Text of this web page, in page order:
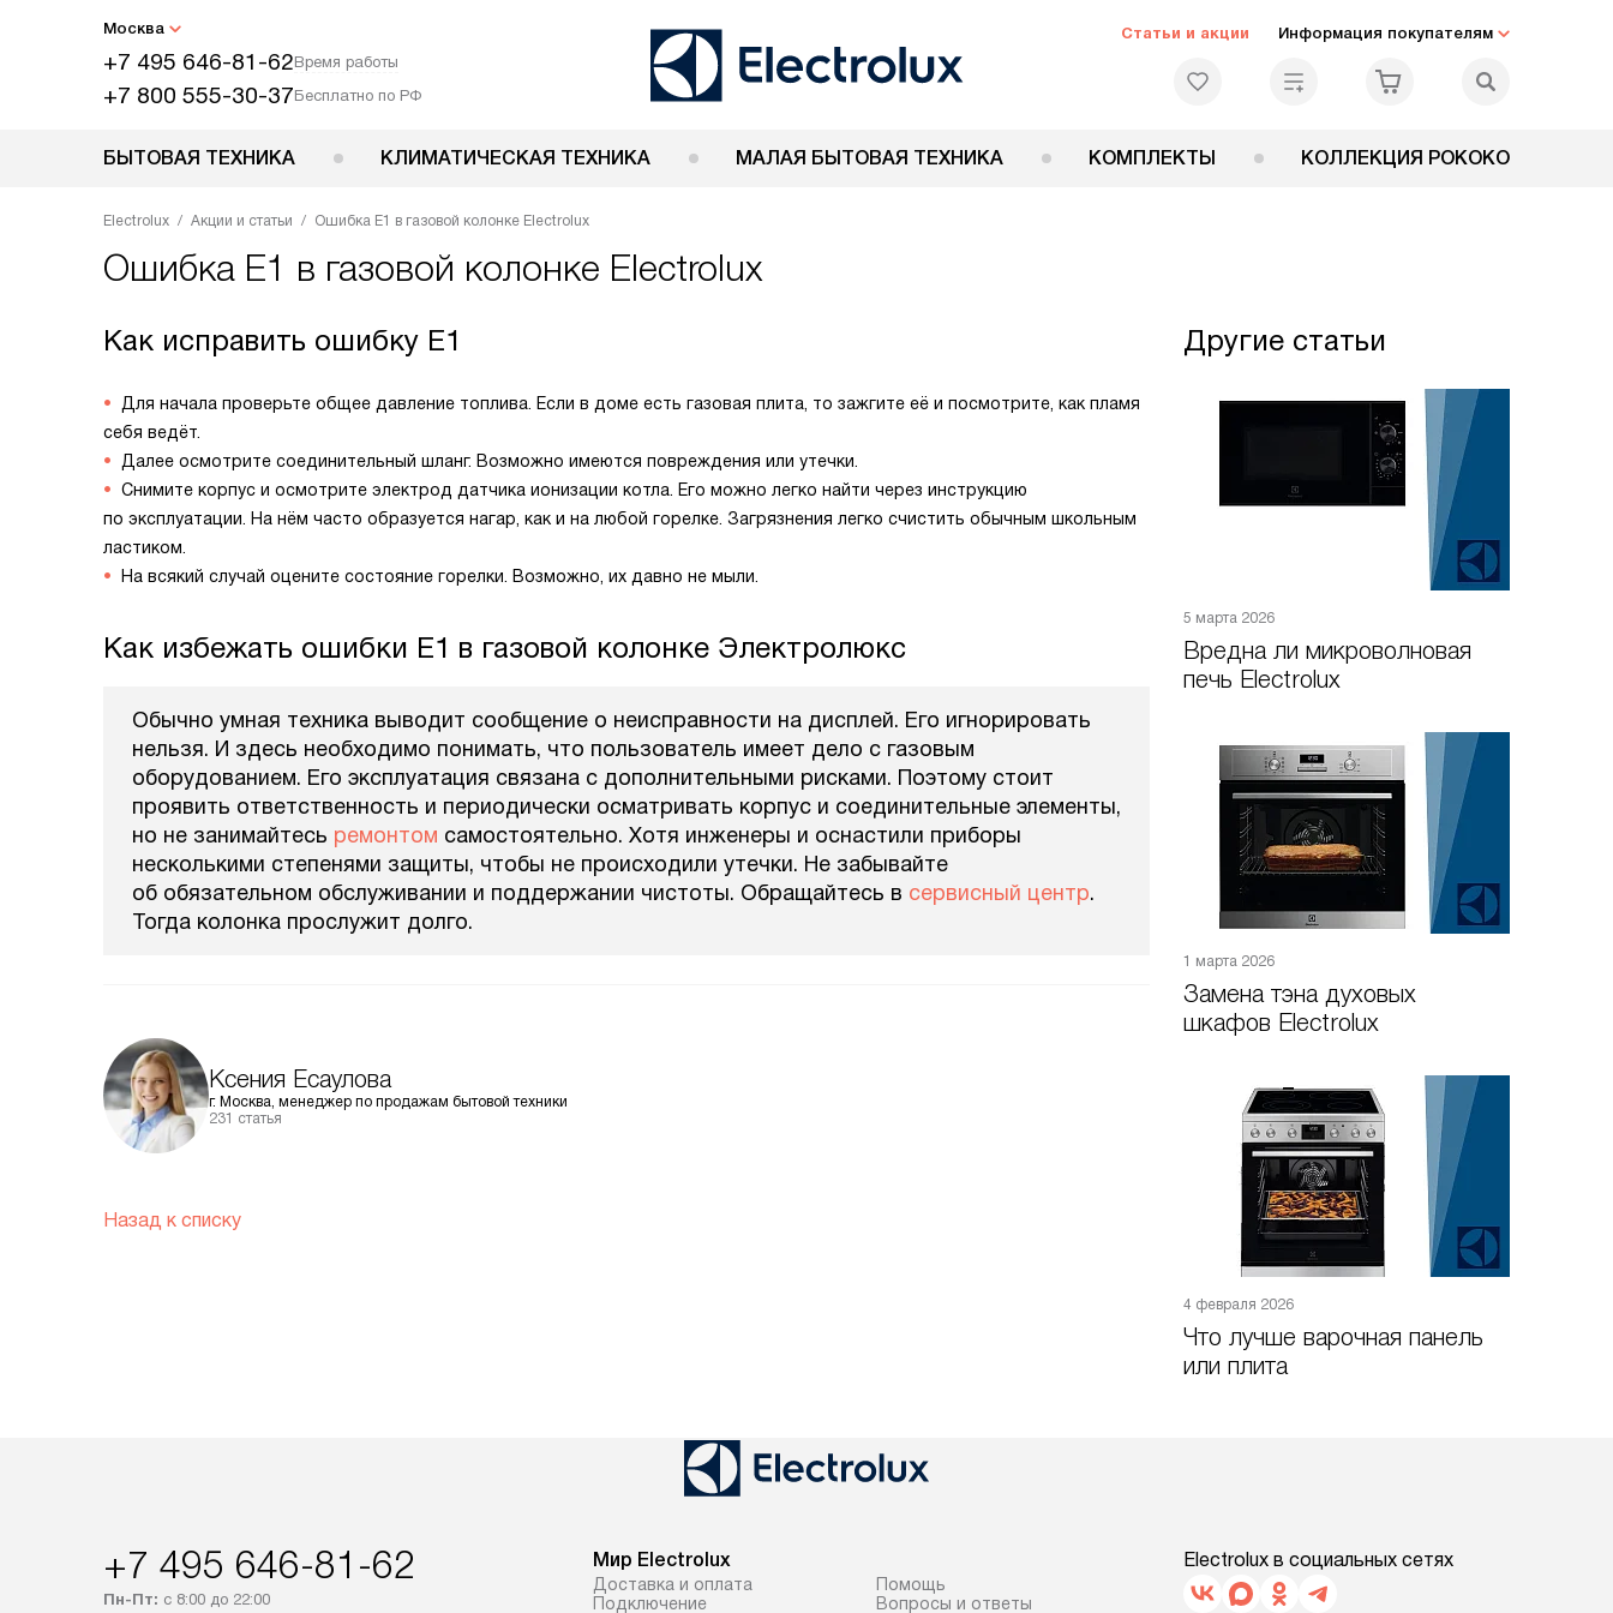
Москва
+7 495 646-81-62Время работы
+7 800 555-30-37Бесплатно по РФ
Статьи и акции Информация покупателям
БЫТОВАЯ ТЕХНИКА КЛИМАТИЧЕСКАЯ ТЕХНИКА МАЛАЯ БЫТОВАЯ ТЕХНИКА КОМПЛЕКТЫ КОЛЛЕКЦИЯ РОКОКО
Electrolux Акции и статьи Ошибка E1 в газовой колонке Electrolux
Ошибка E1 в газовой колонке Electrolux
Как исправить ошибку Е1
Для начала проверьте общее давление топлива. Если в доме есть газовая плита, то зажгите её и посмотрите, как пламя
себя ведёт.
Далее осмотрите соединительный шланг. Возможно имеются повреждения или утечки.
Снимите корпус и осмотрите электрод датчика ионизации котла. Его можно легко найти через инструкцию
по эксплуатации. На нём часто образуется нагар, как и на любой горелке. Загрязнения легко счистить обычным школьным
ластиком.
На всякий случай оцените состояние горелки. Возможно, их давно не мыли.
Как избежать ошибки E1 в газовой колонке Электролюкс
Обычно умная техника выводит сообщение о неисправности на дисплей. Его игнорировать
нельзя. И здесь необходимо понимать, что пользователь имеет дело с газовым
оборудованием. Его эксплуатация связана с дополнительными рисками. Поэтому стоит
проявить ответственность и периодически осматривать корпус и соединительные элементы,
но не занимайтесь ремонтом самостоятельно. Хотя инженеры и оснастили приборы
несколькими степенями защиты, чтобы не происходили утечки. Не забывайте
об обязательном обслуживании и поддержании чистоты. Обращайтесь в сервисный центр.
Тогда колонка прослужит долго.
Ксения Есаулова
г. Москва, менеджер по продажам бытовой техники
231 статья
Назад к списку
Другие статьи
5 марта 2026
Вредна ли микроволновая
печь Electrolux
1 марта 2026
Замена тэна духовых
шкафов Electrolux
4 февраля 2026
Что лучше варочная панель
или плита
+7 495 646-81-62
Пн-Пт: с 8:00 до 22:00
Мир Electrolux
Доставка и оплата
Подключение
Помощь
Вопросы и ответы
Electrolux в социальных сетях